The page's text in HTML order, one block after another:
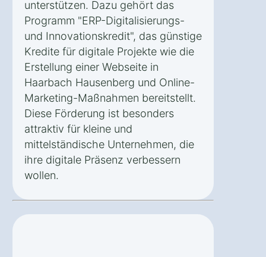
unterstützen. Dazu gehört das
Programm "ERP-Digitalisierungs-
und Innovationskredit", das günstige
Kredite für digitale Projekte wie die
Erstellung einer Webseite in
Haarbach Hausenberg und Online-
Marketing-Maßnahmen bereitstellt.
Diese Förderung ist besonders
attraktiv für kleine und
mittelständische Unternehmen, die
ihre digitale Präsenz verbessern
wollen.